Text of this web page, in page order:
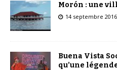
Morón : une
14 septembre 2016
Buena Vista
qu’une